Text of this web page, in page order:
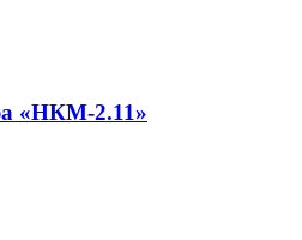
«НКМ-2.11»